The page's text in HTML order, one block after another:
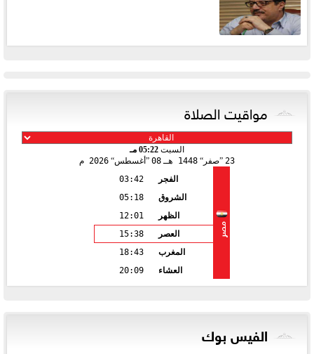
مواقيت الصلاة
السبت 05:22 مـ
23 صفر 1448 هـ 08 أغسطس 2026 م
مصر
الفجر
03:42
الشروق
05:18
الظهر
12:01
العصر
15:38
المغرب
18:43
العشاء
20:09
الفيس بوك